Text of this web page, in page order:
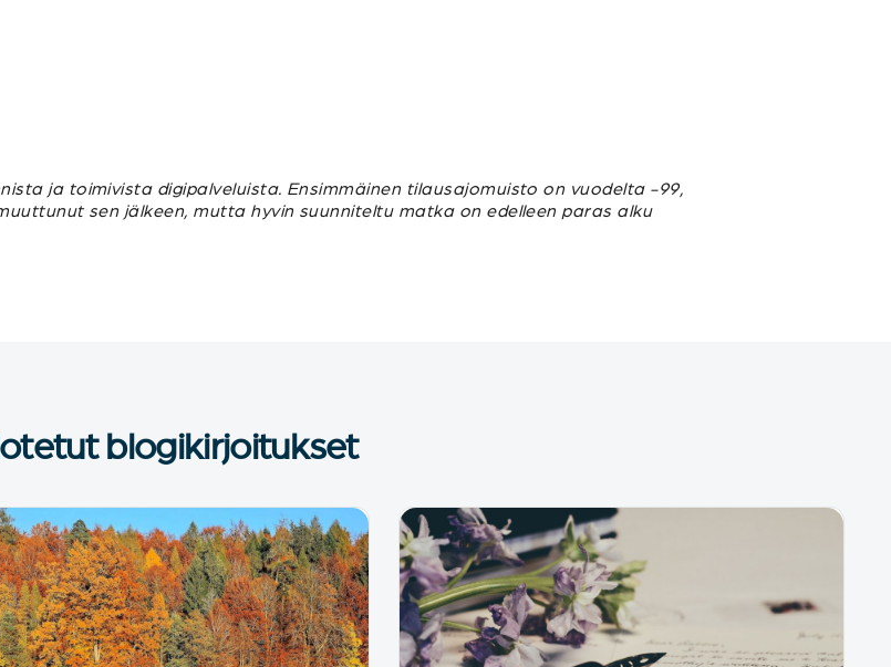
ja toimivista digipalveluista. Ensimmäinen tilausajomuisto on vuodelta -99,
sen jälkeen, mutta hyvin suunniteltu matka on edelleen paras alku
blogikirjoitukset